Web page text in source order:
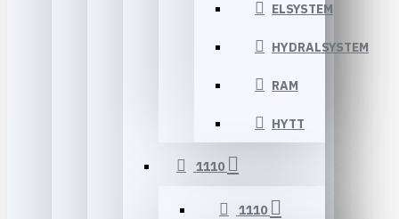
ELSYSTEM
HYDRALSYSTEM
RAM
HYTT
1110
1110